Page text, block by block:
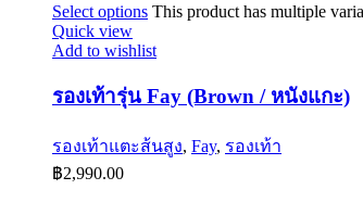
Select options This product has multiple
Quick view
Add to wishlist
รองเท้ารุ่น Fay (Brown / หนังแกะ)
รองเท้าแตะส้นสูง, Fay, รองเท้า
฿2,990.00